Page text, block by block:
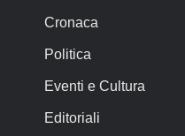
Cronaca
Politica
Eventi e Cultura
Editoriali